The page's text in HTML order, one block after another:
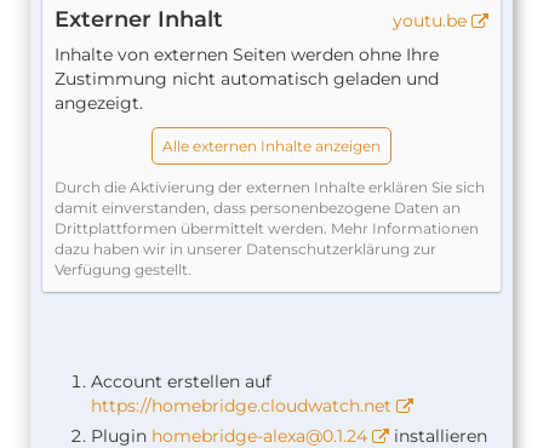
Externer Inhalt
youtu.be
Inhalte von externen Seiten werden ohne Ihre
Zustimmung nicht automatisch geladen und
angezeigt.
Alle externen Inhalte anzeigen
Durch die Aktivierung der externen Inhalte erklären Sie sich
damit einverstanden, dass personenbezogene Daten an
Drittplattformen übermittelt werden. Mehr Informationen
dazu haben wir in unserer Datenschutzerklärung zur
Verfügung gestellt.
Account erstellen auf
https://homebridge.cloudwatch.net
Plugin homebridge-alexa@0.1.24
installieren